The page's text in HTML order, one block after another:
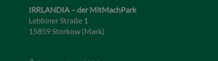
IRRLANDIA – der MitMachPark
Lebbiner Straße 1
15859 Storkow (Mark)